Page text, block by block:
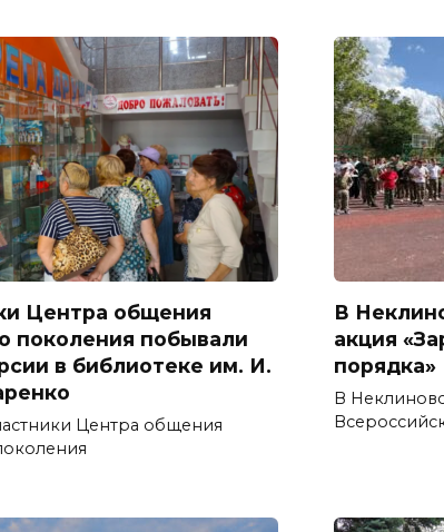
Центра общения
поколения побывали
в библиотеке им. И.
Центра общения
В
акция
порядка»
В